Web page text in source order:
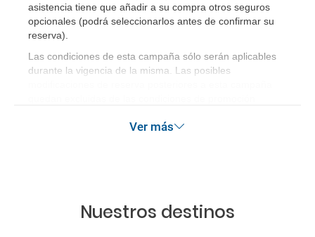
¿Qué hago si el traslado contratado del aeropuerto
al hotel o viceversa no ha aparecido?
¿Necesito visado para poder ir a ...?
asistencia tiene que añadir a su compra otros seguros
opcionales (podrá seleccionarlos antes de confirmar su
reserva)
Las condiciones de esta campaña sólo serán aplicables
durante la vigencia de la misma. Las posibles
Ver más
Nuestros destinos